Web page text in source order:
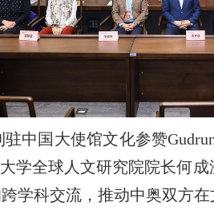
中国大使馆文化参赞
学全球人文研究院院长何
学科交流，推动中奥双方